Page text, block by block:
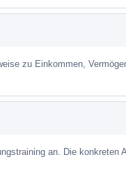
zu Einkommen,
an. Die konkreten